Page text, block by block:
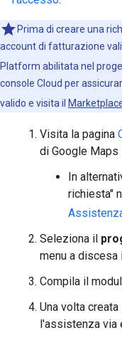
Prima di creare una
account di fatturazione
Platform abilitata nel
console Cloud per
valido e visita il
Visita la pagina
di Google Maps
In
richiesta"
Seleziona il
menu a discesa
Compila il
Una volta
l'assistenza via